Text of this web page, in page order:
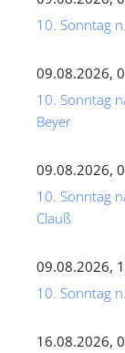
10. Sonntag
09.08.2026,
10. Sonntag
Beyer
09.08.2026,
10. Sonntag
Clauß
09.08.2026,
10. Sonntag
16.08.2026,